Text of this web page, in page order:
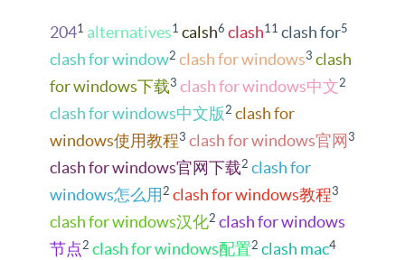
2041 alternatives1 calsh6 clash11 clash for5
clash for window2 clash for windows3 clash
for windows下载3 clash for windows中文2
clash for windows中文版 2 clash for
windows使用教程3 clash for windows官网 3
clash for windows官网下载2 clash for
windows怎么用 2 clash for windows教程3
clash for windows汉化2 clash for windows
节点 2 clash for windows配置2 clash mac4